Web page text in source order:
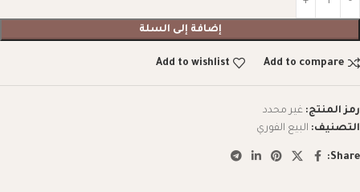
إضافة إلى السلة
Add to compare
Add to wishlist
رمز المنتج: غير محدد
التصنيف: البيع الفوري
Share: